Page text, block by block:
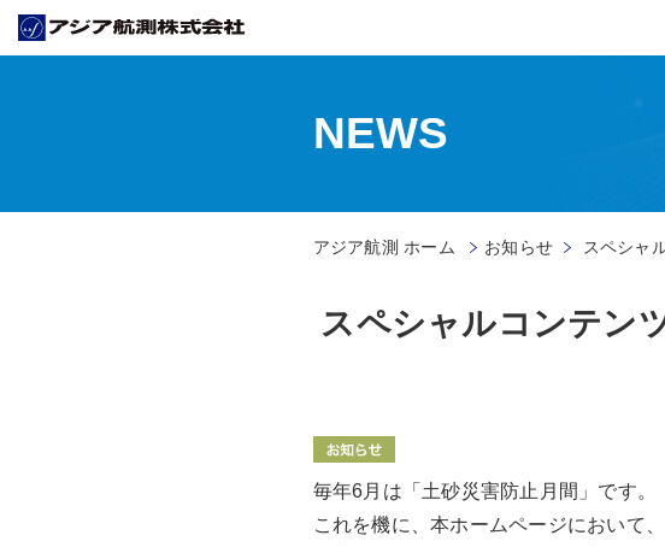
NEWS
アジア航測 ホーム お知らせ スペシャ
スペシャルコンテン
毎年6月は「土砂災害防止月間」です。
これを機に、本ホームページにおいて